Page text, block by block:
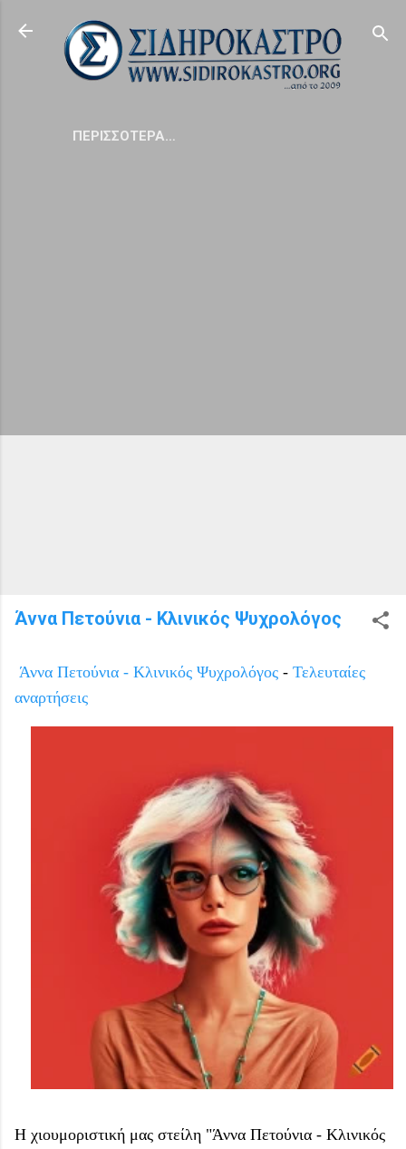
Μετάβαση στο κύριο περιεχόμενο
ΠΕΡΙΣΣΌΤΕΡΑ…
Άννα Πετούνια - Κλινικός Ψυχρολόγος
Άννα Πετούνια - Κλινικός Ψυχρολόγος - Τελευταίες
αναρτήσεις
Η χιουμοριστική μας στείλη "Άννα Πετούνια - Κλινικός